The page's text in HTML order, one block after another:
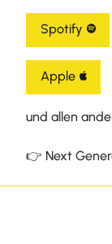
Spotify
Apple
und allen
👉 Next